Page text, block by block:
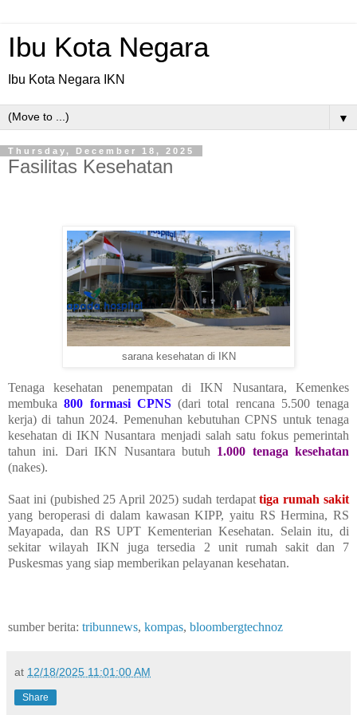
Ibu Kota Negara
Ibu Kota Negara IKN
▼
Thursday, December 18, 2025
Fasilitas Kesehatan
sarana kesehatan di IKN
Tenaga kesehatan penempatan di IKN Nusantara, Kemenkes
membuka800 formasi CPNS(dari total rencana 5.500 tenaga
kerja) di tahun 2024. Pemenuhan kebutuhan CPNS untuk tenaga
kesehatan di IKN Nusantara menjadi salah satu fokus pemerintah
tahun ini. Dari IKN Nusantara butuh 1.000 tenaga kesehatan
(nakes).
Saat ini (pubished 25 April 2025) sudah terdapattiga rumah sakit
yang beroperasi di dalam kawasan KIPP, yaitu RS Hermina, RS
Mayapada, dan RS UPT Kementerian Kesehatan. Selain itu, di
sekitar wilayah IKN juga tersedia 2 unit rumah sakit dan 7
Puskesmas yang siap memberikan pelayanan kesehatan.
sumber berita: tribunnews, kompas, bloombergtechnoz
at 12/18/2025 11:01:00 AM
Share